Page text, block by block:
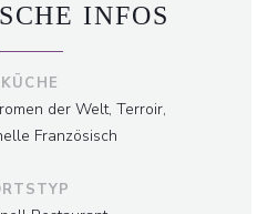
INFOS
KÜCHE
der Welt, Terroir,
Französisch